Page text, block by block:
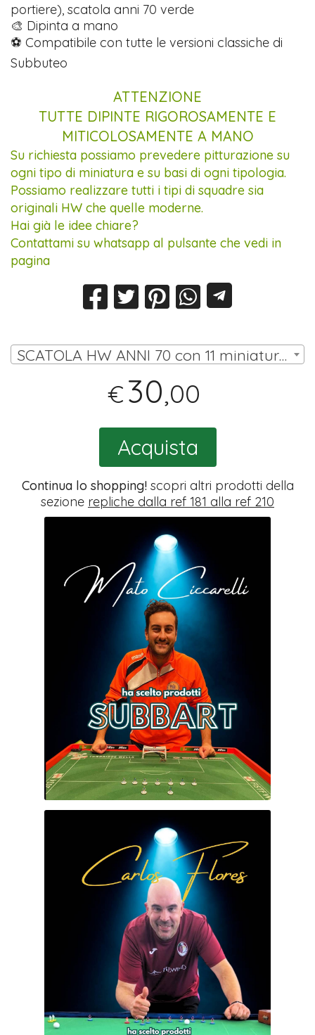
portiere), scatola anni 70 verde
🎨 Dipinta a mano
⚽ Compatibile con tutte le versioni classiche di
Subbuteo
ATTENZIONE
TUTTE DIPINTE RIGOROSAMENTE E
MITICOLOSAMENTE A MANO
Su richiesta possiamo prevedere pitturazione su
ogni tipo di miniatura e su basi di ogni tipologia.
Possiamo realizzare tutti i tipi di squadre sia
originali HW che quelle moderne.
Hai già le idee chiare?
Contattami su whatsapp al pulsante che vedi in
pagina
SCATOLA HW ANNI 70 con 11 miniature (10 omini, portiere su asta) | € 30,00
€30,00
Acquista
Continua lo shopping!scopri altri prodotti della
sezione repliche dalla ref 181 alla ref 210